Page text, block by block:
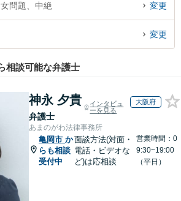
岡市内の弁護士に相談予約したい』などでお困り
。
問題、中絶 変更
変更
相談可能な弁護士
神永 夕貴
弁護士
インタビュ
ーを見る
大阪府
あまのがわ法律事務所
亀岡市 か
らも相談
受付中
面談方法(対面・
電話・ビデオな
ど)は応相談
営業時間：0
9:30~19:00
（平日）